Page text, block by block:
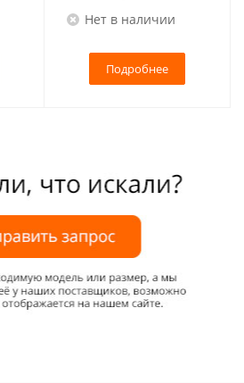
Нет в наличии
Подробнее